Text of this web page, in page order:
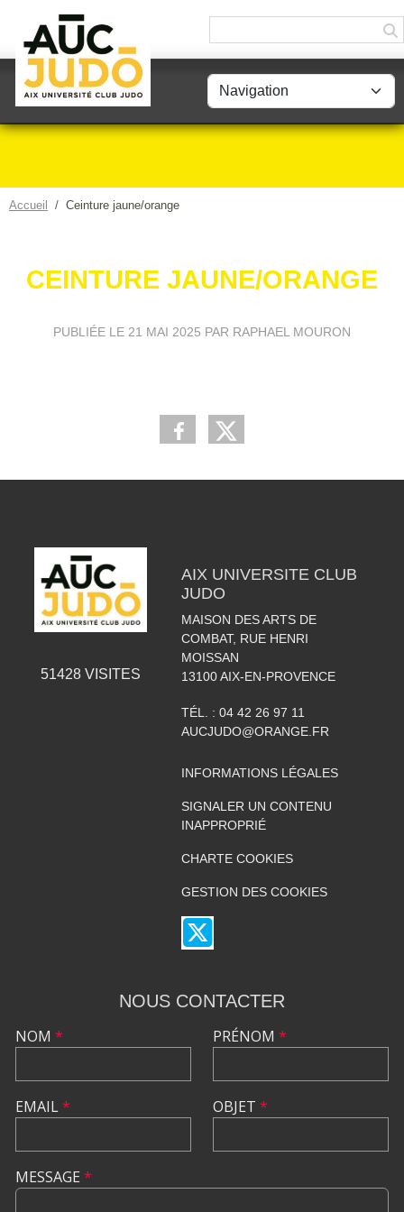
Accueil Ceinture jaune/orange
CEINTURE JAUNE/ORANGE
PUBLIÉE LE 21 MAI 2025 PAR RAPHAEL MOURON
51428VISITES
AIX UNIVERSITE CLUB
JUDO
MAISON DES ARTS DE
COMBAT, RUE HENRI
MOISSAN
13100 AIX-EN-PROVENCE
TÉL. : 04 42 26 97 11
AUCJUDO@ORANGE.FR
INFORMATIONS LÉGALES
SIGNALER UN CONTENU
INAPPROPRIÉ
CHARTE COOKIES
GESTION DES COOKIES
NOUS CONTACTER
NOM *
EMAIL*
PRÉNOM *
OBJET *
MESSAGE *
Panneau de gestion des cookies